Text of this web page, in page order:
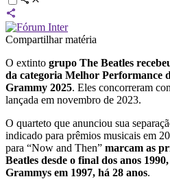
Compartilhar matéria
O extinto grupo The Beatles
da categoria Melhor Performance
Grammy 2025. Eles concorreram
lançada em novembro de 2023.
O quarteto que anunciou sua
indicado para prêmios musicais em
para “Now and Then” marcam as
Beatles desde o final dos anos
Grammys em 1997, há 28 anos.